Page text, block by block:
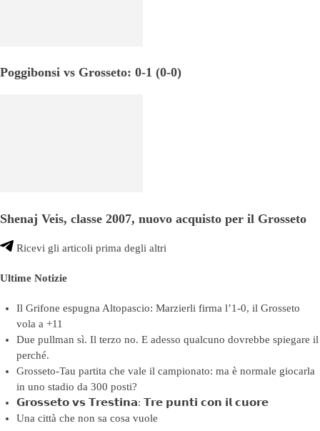
Poggibonsi vs Grosseto: 0-1 (0-0)
Shenaj Veis, classe 2007, nuovo acquisto per il Grosseto
Ricevi gli articoli prima degli altri
Ultime Notizie
Il Grifone espugna Altopascio: Marzierli firma l’1-0, il Grosseto
vola a +11
Due pullman sì. Il terzo no. E adesso qualcuno dovrebbe spiegare il
perché.
Grosseto-Tau partita che vale il campionato: ma è normale giocarla
in uno stadio da 300 posti?
𝗚𝗿𝗼𝘀𝘀𝗲𝘁𝗼 𝘃𝘀 𝗧𝗿𝗲𝘀𝘁𝗶𝗻𝗮: 𝗧𝗿𝗲 𝗽𝘂𝗻𝘁𝗶 𝗰𝗼𝗻 𝗶𝗹 𝗰𝘂𝗼𝗿𝗲
Una città che non sa cosa vuole